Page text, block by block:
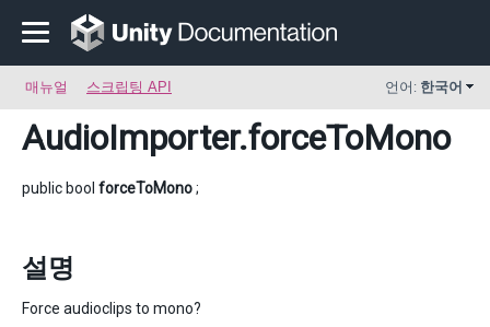
매뉴얼 스크립팅 API 언어: 한국어
AudioImporter.forceToMono
public bool forceToMono;
설명
Force audioclips to mono?